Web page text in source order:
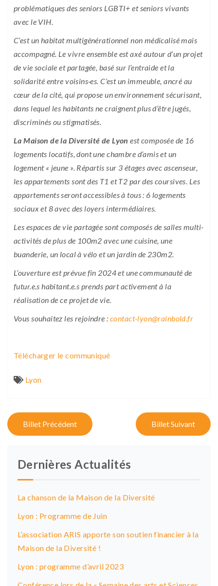
problématiques des seniors LGBTI+ et seniors vivants
avec le VIH.
C’est un habitat multigénérationnel non médicalisé mais
accompagné. Le vivre ensemble est axé autour d’un projet
de vie sociale et partagée, basé sur l’entraide et la
solidarité entre voisins·es. C’est un immeuble, ancré au
cœur de la cité, qui propose un environnement sécurisant,
dans lequel les habitants ne craignent plus d’être jugés,
discriminés ou stigmatisés.
La Maison de la Diversité de Lyon est composée de 16
logements locatifs, dont une chambre d’amis et un
logement « jeune ». Répartis sur 3 étages avec ascenseur,
les appartements sont des T1 et T2 par des coursives. Les
appartements seront accessibles à tous : 6 logements
sociaux et 8 avec des loyers intermédiaires.
Les espaces de vie partagée sont composés de salles multi-
activités de plus de 100m2 avec une cuisine, une
buanderie, un local à vélo et un jardin de 230m2.
L’ouverture est prévue fin 2024 et une communauté de
futur.e.s habitant.e.s prends part activement à la
réalisation de ce projet de vie.
Vous souhaitez les rejoindre :contact-lyon@rainbold.fr
Télécharger le communiqué
Lyon
P
o
Billet Précédent Billet Suivant
Dernières Actualités
La chanson de la Maison de la Diversité
Lyon : Programme de Juin
L’association ARIS apporte son soutien financier à la
Maison de la Diversité !
Lyon : programme d’avril 2023